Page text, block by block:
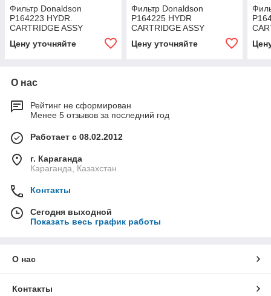
Фильтр Donaldson
P164223 HYDR.
CARTRIDGE ASSY
Цену уточняйте
Фильтр Donaldson
P164225 HYDR
CARTRIDGE ASSY
Цену уточняйте
О нас
Рейтинг не сформирован
Менее 5 отзывов за последний год
Работает с 08.02.2012
г. Караганда
Караганда, Казахстан
Контакты
Сегодня выходной
Показать весь график работы
О нас
Контакты